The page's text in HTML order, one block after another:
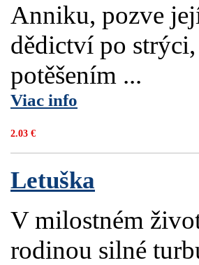
Anniku, pozve
dědictví po
potěšením ...
Viac info
2.03 €
Letuška
V milostném
rodinou silné